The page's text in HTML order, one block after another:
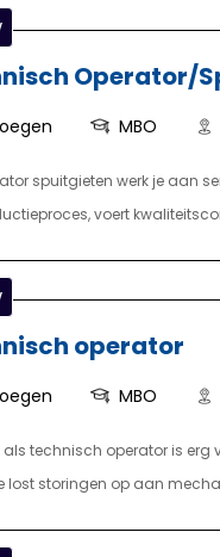
van kwaliteitscontroles en
afdelingen en bij
beschikbaar waar je,
Operator/
MBO
spuitgieten werk je aan
voert
wordt er meerdere keren
van storingen horen
van de functie. Je werkt in
operator
MBO
als technisch operator is
lost storingen op aan
storingen oplossen,